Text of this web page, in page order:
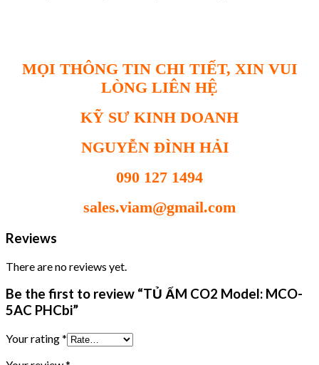
MỌI THÔNG TIN CHI TIẾT, XIN VUI
LÒNG LIÊN HỆ
KỸ SƯ KINH DOANH
NGUYỄN ĐÌNH HẢI
090 127 1494
sales.viam@gmail.com
Reviews
There are no reviews yet.
Be the first to review “TỦ ẤM CO2 Model: MCO-
5AC PHCbi”
Your rating*